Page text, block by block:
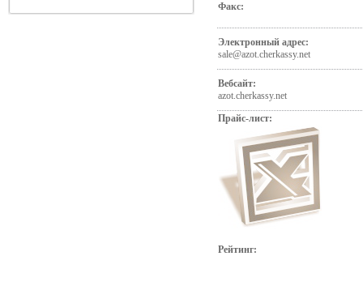
Факс:
Электронный адрес:
sale@azot.cherkassy.net
Вебсайт:
azot.cherkassy.net
Прайс-лист:
Рейтинг: